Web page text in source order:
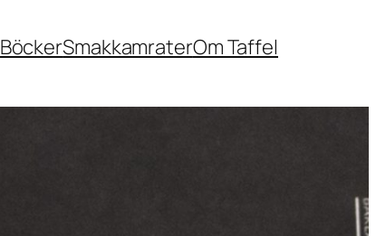
BöckerSmakkamraterOm Taffel